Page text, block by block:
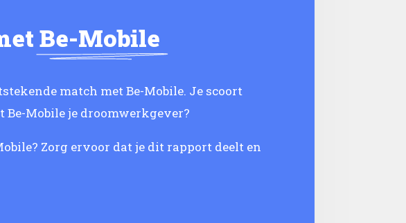
Be-Mobile
match met Be-Mobile. Je scoort
Be-Mobile je droomwerkgever?
Zorg ervoor dat je dit rapport deelt en